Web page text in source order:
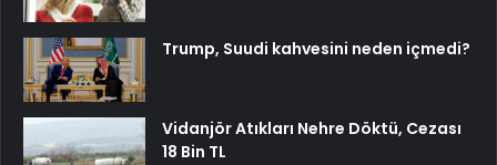
Trump, Suudi kahvesini neden içmedi?
Vidanjör Atıkları Nehre Döktü, Cezası
18 Bin TL